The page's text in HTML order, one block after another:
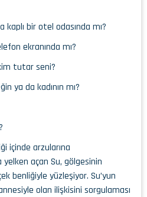
bir otel odasında mı?
ekranında mı?
tutar seni?
ya da kadının mı?
içinde arzularına
açan Su, gölgesinin
benliğiyle yüzleşiyor. Su’yun
olan ilişkisini sorgulaması